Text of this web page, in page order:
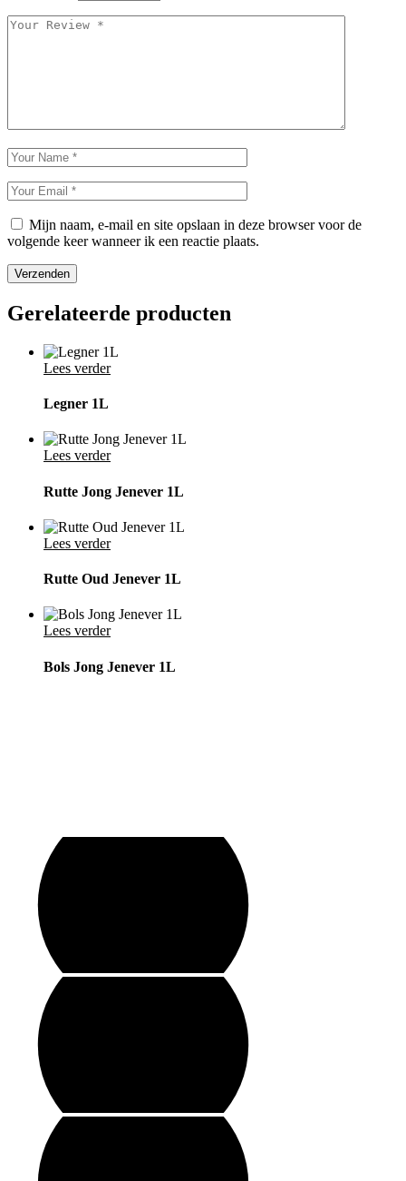
Mijn naam, e-mail en site opslaan in deze browser voor de
volgende keer wanneer ik een reactie plaats.
Verzenden
Gerelateerde producten
Lees verder
Legner 1L
Lees verder
Rutte Jong Jenever 1L
Lees verder
Rutte Oud Jenever 1L
Lees verder
Bols Jong Jenever 1L